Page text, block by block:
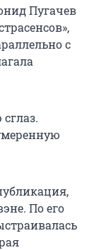
Пугачев
с
По его